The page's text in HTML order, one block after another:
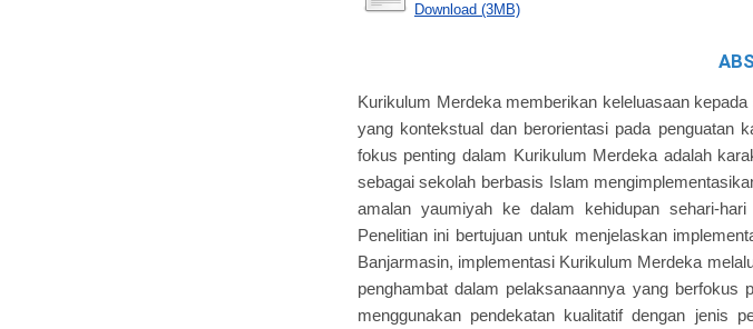
Download (3MB)
Kurikulum Merdeka memberikan keleluasaan
yang kontekstual dan berorientasi pada penguatan
fokus penting dalam Kurikulum Merdeka adalah
sebagai sekolah berbasis Islam
amalan yaumiyah ke dalam kehidupan sehari-
Penelitian ini bertujuan untuk menjelaskan
Banjarmasin, implementasi Kurikulum Merdeka
penghambat dalam pelaksanaannya yang
menggunakan pendekatan kualitatif dengan jenis